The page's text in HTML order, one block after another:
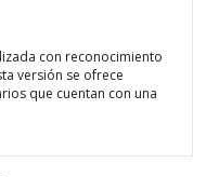
con reconocimiento
versión se ofrece
que cuentan con una